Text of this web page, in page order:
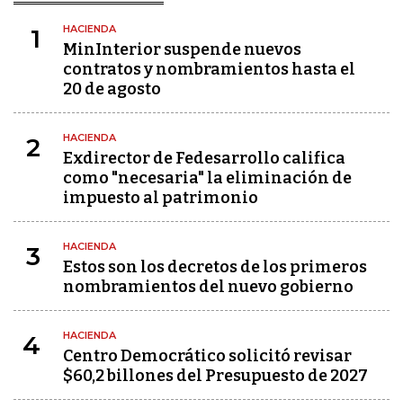
1 HACIENDA
MinInterior suspende nuevos
contratos y nombramientos hasta el
20 de agosto
2 HACIENDA
Exdirector de Fedesarrollo califica
como "necesaria" la eliminación de
impuesto al patrimonio
3 HACIENDA
Estos son los decretos de los primeros
nombramientos del nuevo gobierno
4 HACIENDA
Centro Democrático solicitó revisar
$60,2 billones del Presupuesto de 2027